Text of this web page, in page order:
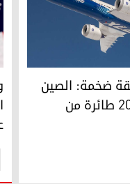
هرمز
توافق على شراء 200 طائرة من
ضخمة: الصين
توافق على شراء 200 طائرة من